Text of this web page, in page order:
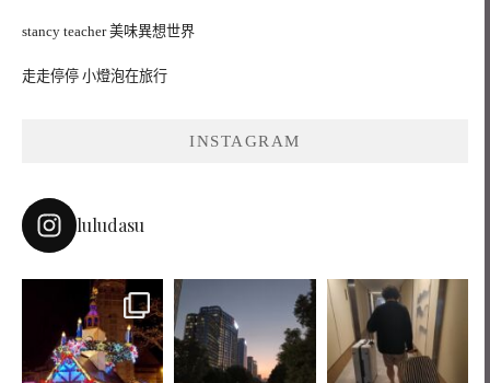
stancy teacher 美味異想世界
走走停停 小燈泡在旅行
INSTAGRAM
luludasu